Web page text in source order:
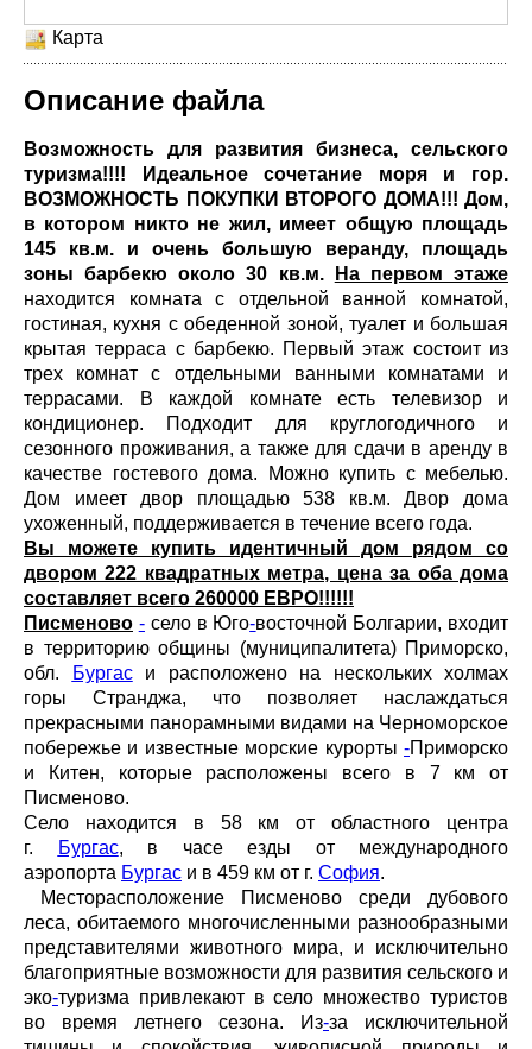
Карта
Описание файла
Возможность для развития бизнеса, сельского
туризма!!!! Идеальное сочетание моря и гор.
ВОЗМОЖНОСТЬ ПОКУПКИ ВТОРОГО ДОМА!!! Дом,
в котором никто не жил, имеет общую площадь
145 кв.м. и очень большую веранду, площадь
зоны барбекю около 30 кв.м.
На первом этаже
находится комната с отдельной ванной комнатой,
гостиная, кухня с обеденной зоной, туалет и большая
крытая терраса с барбекю. Первый этаж состоит из
трех комнат с отдельными ванными комнатами и
террасами. В каждой комнате есть телевизор и
кондиционер. Подходит для круглогодичного и
сезонного проживания, а также для сдачи в аренду в
качестве гостевого дома. Можно купить с мебелью.
Дом имеет двор площадью 538 кв.м. Двор дома
ухоженный, поддерживается в течение всего года.
Вы можете купить идентичный дом рядом со
двором 222 квадратных метра, цена за оба дома
составляет всего 260000 ЕВРО!!!!!!
Писменово -село в Юго-восточной Болгарии, входит
в территорию общины (муниципалитета) Приморско,
обл.
Бургаси расположено на нескольких холмах
горы Странджа, что позволяет наслаждаться
прекрасными панорамными видами на Черноморское
побережье и известные морские курорты -Приморско
и Китен, которые расположены всего в 7 км от
Писменово.
Село находится в 58 км от областного центра
г.
Бургас, в часе езды от международного
аэропорта Бургас и в 459 км от г. София.
Месторасположение Писменово среди дубового
леса, обитаемого многочисленными разнообразными
представителями животного мира, и исключительно
благоприятные возможности для развития сельского и
эко-туризма привлекают в село множество туристов
во время летнего сезона. Из-за исключительной